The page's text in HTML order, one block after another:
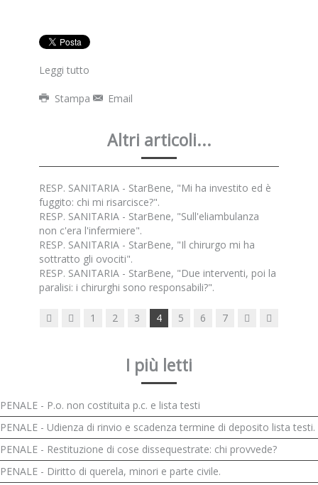
Leggi tutto
Stampa Email
Altri articoli...
RESP. SANITARIA - StarBene, "Mi ha investito ed è
fuggito: chi mi risarcisce?".
RESP. SANITARIA - StarBene, "Sull'eliambulanza
non c'era l'infermiere".
RESP. SANITARIA - StarBene, "Il chirurgo mi ha
sottratto gli ovociti".
RESP. SANITARIA - StarBene, "Due interventi, poi la
paralisi: i chirurghi sono responsabili?".
1 2 3 4 5 6 7
I più letti
PENALE - P.o. non costituita p.c. e lista testi
PENALE - Udienza di rinvio e scadenza termine di deposito lista testi.
PENALE - Restituzione di cose dissequestrate: chi provvede?
PENALE - Diritto di querela, minori e parte civile.